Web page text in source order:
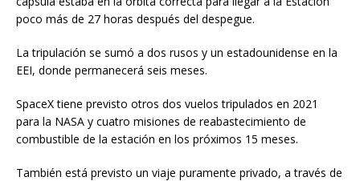
poco más de 27 horas después del despegue.
La tripulación se sumó a dos rusos y un estadounidense en la
EEI, donde permanecerá seis meses.
SpaceX tiene previsto otros dos vuelos tripulados en 2021
para la NASA y cuatro misiones de reabastecimiento de
combustible de la estación en los próximos 15 meses.
También está previsto un viaje puramente privado, a través de